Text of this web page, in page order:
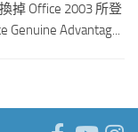
掉 Office 2003 所登
Advantag...